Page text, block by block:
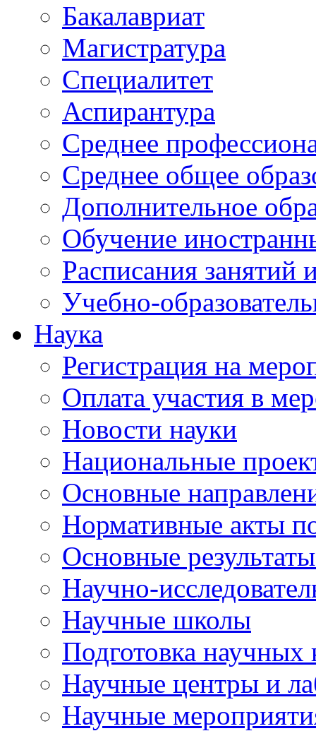
Бакалавриат
Магистратура
Специалитет
Аспирантура
Среднее
Среднее общее
Дополнительное
Обучение
Расписания занятий
Учебно-
Наука
Регистрация на
Оплата участия в
Новости науки
Национальные
Основные
Нормативные акты
Основные
Научно-
Научные школы
Подготовка научных
Научные центры и
Научные